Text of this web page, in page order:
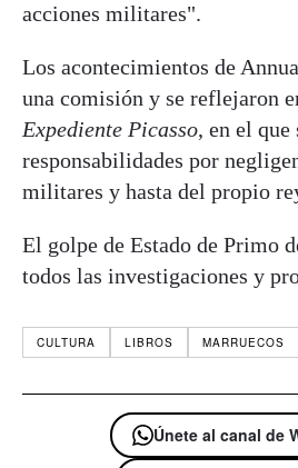
acciones militares".
Los acontecimientos de
una comisión y se reflejaron
Expediente Picasso, en el que
responsabilidades por
militares y hasta del propio
El golpe de Estado de Primo
todos las investigaciones y
CULTURA LIBROS MARRUECOS
Únete al canal de